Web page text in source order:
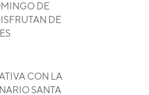
DE
DE
CON LA
SANTA